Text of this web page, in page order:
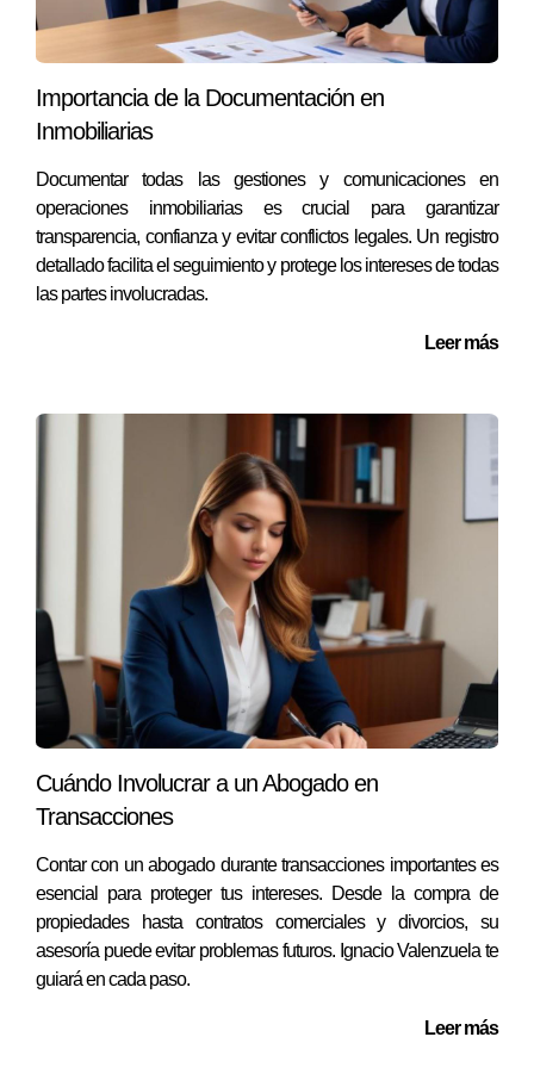
áreas exteriores y crear contenido visual atractivo para tus
anuncios. Esta estrategia no solo aumenta el interés en tu
otras opciones disponibles.
Conclusión
El análisis del mercado comparativo es una herramienta
poderosa que puede transformar tu enfoque hacia la venta
inmobiliaria. No subestimes su importancia; al hacerlo,
oportunidades. Recuerda siempre investigar y estar al
significativos en tu estrategia. Si necesitas ayuda o
asesoramiento personalizado sobre cómo aplicar estos
principios a tu situación específica, no dudes en contactar
a Ignacio Valenzuela. Él está aquí para guiarte y apoyarte
en cada paso del camino hacia una venta exitosa.
Preguntas Frecuentes
¿Qué es un análisis del mercado comparativo?
El análisis del mercado comparativo es una evaluación
detallada que compara propiedades similares para
¿Por qué es importante antes de vender mi
Te ayuda a establecer un precio competitivo y a entender
mejor las tendencias del mercado local, lo cual es crucial
para atraer compradores.
Importancia de la Documentación en
Inmobiliarias
Documentar todas las gestiones y comunicaciones en
operaciones inmobiliarias es crucial para garantizar
transparencia, confianza y evitar conflictos legales. Un registro
detallado facilita el seguimiento y protege los intereses de todas
las partes involucradas.
Leer más
Cuándo Involucrar a un Abogado en
Transacciones
Contar con un abogado durante transacciones importantes es
esencial para proteger tus intereses. Desde la compra de
propiedades hasta contratos comerciales y divorcios, su
asesoría puede evitar problemas futuros. Ignacio Valenzuela te
guiará en cada paso.
Leer más